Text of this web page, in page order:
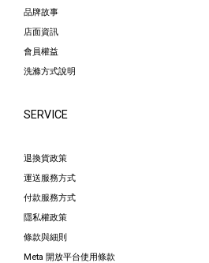
品牌故事
店面資訊
會員權益
洗滌方式說明
SERVICE
退換貨政策
運送服務方式
付款服務方式
隱私權政策
條款與細則
Meta 開放平台使用條款